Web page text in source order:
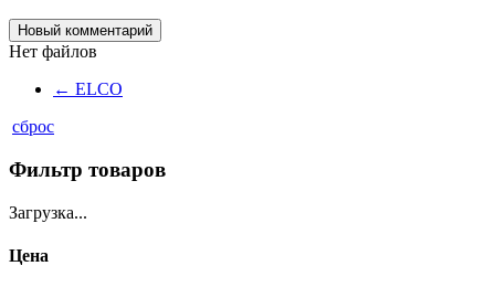
Новый комментарий
Нет файлов
← ELCO
сброс
Фильтр товаров
Загрузка...
Цена